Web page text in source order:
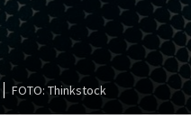
FOTO: Thinkstock